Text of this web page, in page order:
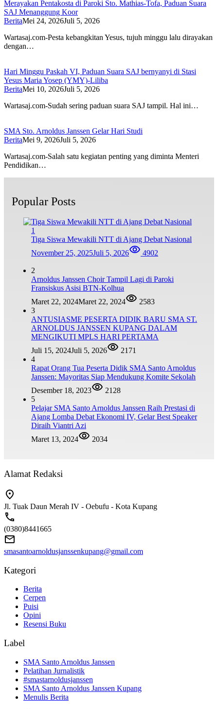
Merayakan Pentakosta di Paroki Sto. Mathias-Tofa, Paduan Suara
SAJ Menanggung Koor
BeritaMei 24, 2026Juli 5, 2026
Wartasaj.com-Pesta kebangkitan Yesus, tujuh minggu lalu dirayakan
dengan…
Hari Minggu Paskah VI, Paduan Suara SAJ bernyanyi di Stasi
Yesus Maria Yosep (YMY)-Liliba
BeritaMei 10, 2026Juli 5, 2026
Wartasaj.com-Sudah sering paduan suara SAJ tampil. Hal ini…
SMA Sto. Arnoldus Janssen Gelar Hari Studi
BeritaMei 9, 2026Juli 5, 2026
Wartasaj.com-Salah satu kegiatan penting yang diminta Menteri
Pendidikan…
Popular Posts
1
Tiga Siswa Mewakili NTT di Ajang Debat Nasional
November 25, 2025Juli 5, 2026 4902
2
Arnoldus Janssen Choir Tampil Lagi di Paroki
Fransiskus Asisi BTN-Kolhua
Maret 22, 2024Maret 22, 2024
2583
3
ANTUSIASME PESERTA DIDIK BARU SMA ST.
ARNOLDUS JANSSEN KUPANG DALAM
MENGIKUTI MPLS HARI PERTAMA
Juli 15, 2024Juli 5, 2026
2171
4
Rapat Orang Tua Peserta Didik SMA Santo Arnoldus
Janssen: Mayoritas Siap Mendukung Komite Sekolah
Desember 18, 2023
2128
5
Pelajar SMA Santo Arnoldus Janssen Raih Prestasi di
Ajang Lomba Debat Ekonomi IV, Gelar Best Speaker
Diraih Viantri Azi
Maret 13, 2024
2034
Alamat Redaksi
Jl. Tuak Daun Merah IV - Oebufu - Kota Kupang
(0380)8441665
smasantoarnoldusjanssenkupang@gmail.com
Kategori
Berita
Cerpen
Puisi
Opini
Resensi Buku
Label
SMA Santo Arnoldus Janssen
Pelatihan Jurnalistik
#smastarnoldusjanssen
SMA Santo Arnoldus Janssen Kupang
Menulis Berita